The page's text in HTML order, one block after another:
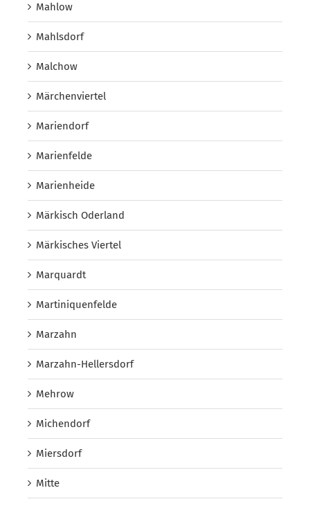
Mahlow
Mahlsdorf
Malchow
Märchenviertel
Mariendorf
Marienfelde
Marienheide
Märkisch Oderland
Märkisches Viertel
Marquardt
Martiniquenfelde
Marzahn
Marzahn-Hellersdorf
Mehrow
Michendorf
Miersdorf
Mitte